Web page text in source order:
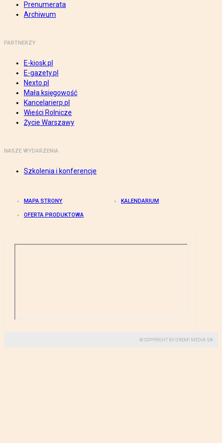
Prenumerata
Archiwum
PARTNERZY
E-kiosk.pl
E-gazety.pl
Nexto.pl
Mała księgowość
Kancelarierp.pl
Wieści Rolnicze
Życie Warszawy
NASZE WYDARZENIA
Szkolenia i konferencje
MAPA STRONY KALENDARIUM
OFERTA PRODUKTOWA
© COPYRIGHT BY GREMI MEDIA SA